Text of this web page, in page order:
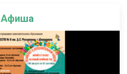
Афиша